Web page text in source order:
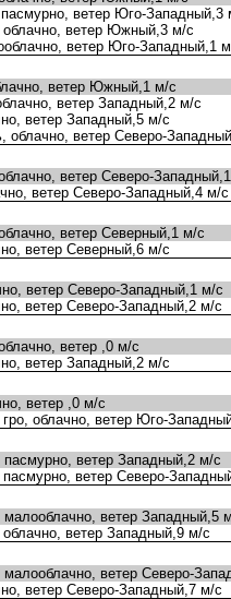
ветер Юго-Западный,3
ветер Южный,3 м/с
ветер Юго-Западный,1
ветер Южный,1 м/с
ветер Западный,2 м/с
ветер Западный,5 м/с
ветер Северо-
ветер Северо-
ветер Северо-Западный,4 м/с
ветер Северный,1 м/с
ветер Северный,6 м/с
ветер Северо-Западный,1 м/с
ветер Северо-Западный,2 м/с
ветер ,0 м/с
ветер Западный,2 м/с
ветер ,0 м/с
облачно, ветер Юго-
ветер Западный,2 м/с
ветер Северо-
ветер Западный,5
ветер Западный,9 м/с
ветер Северо-
ветер Северо-Западный,7 м/с